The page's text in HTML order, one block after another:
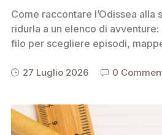
Come raccontare l’Odissea alla
ridurla a un elenco di
filo per scegliere episodi,
27 Luglio 2026 0